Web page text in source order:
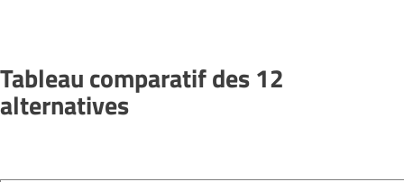
Tableau comparatif des 12
alternatives